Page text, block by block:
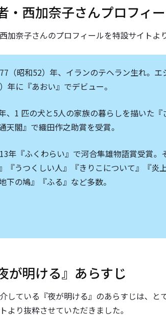
・西加奈子さんプロフィ
加奈子さんのプロフィールを特設サイトよ
（昭和52）年、イランのテヘラン生れ。
年に『あおい』でデビュー。
、1 匹の犬と5人の家族の暮らしを描いた
通天閣』で織田作之助賞を受賞。
年『ふくわらい』で河合隼雄物語賞受賞
『うつくしい人』『きりこについて』『炎
地下の鳩』『ふる』など多数。
が明ける』あらすじ
している『夜が明ける』のあらすじは、
より抜粋させていただきました。